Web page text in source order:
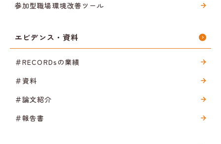
参加型職場環境改善ツール
エビデンス・資料
＃RECORDsの業績
＃資料
＃論文紹介
＃報告書